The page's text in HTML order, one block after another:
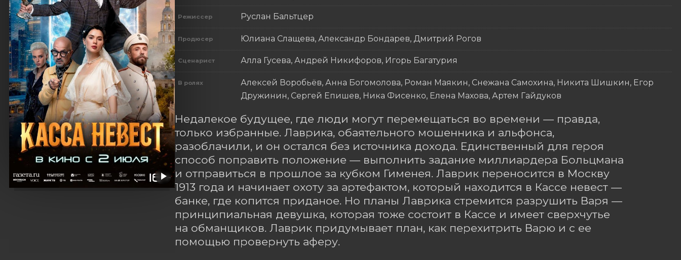
Режиссер Руслан Бальтцер
Продюсер Юлиана Слащева, Александр Бондарев, Дмитрий Рогов
Сценарист Алла Гусева, Андрей Никифоров, Игорь Багатурия
В ролях
Алексей Воробьёв, Анна Богомолова, Роман Маякин, Снежана Самохина, Никита Шишкин, Егор
Дружинин, Сергей Епишев, Ника Фисенко, Елена Махова, Артем Гайдуков
Недалекое будущее, где люди могут перемещаться во времени — правда,
только избранные. Лаврика, обаятельного мошенника и альфонса,
разоблачили, и он остался без источника дохода. Единственный для героя
способ поправить положение — выполнить задание миллиардера Больцмана
и отправиться в прошлое за кубком Гименея. Лаврик переносится в Москву
1913 года и начинает охоту за артефактом, который находится в Кассе невест —
банке, где копится приданое. Но планы Лаврика стремится разрушить Варя —
принципиальная девушка, которая тоже состоит в Кассе и имеет сверхчутье
на обманщиков. Лаврик придумывает план, как перехитрить Варю и с ее
помощью провернуть аферу.